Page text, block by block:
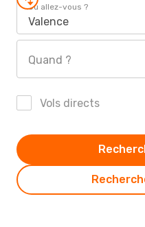
Où allez-vous ?
Valence
Quand ?
Vols directs